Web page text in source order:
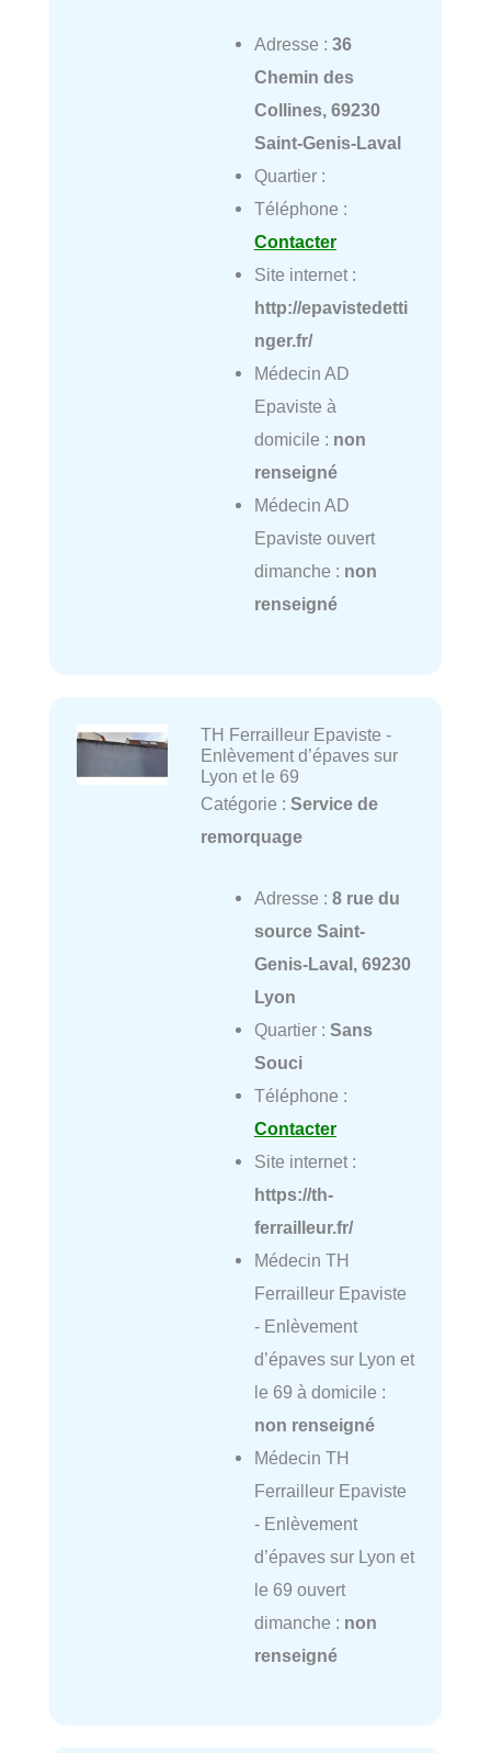
Adresse : 36
Chemin des
Collines, 69230
Saint-Genis-Laval
Quartier :
Téléphone :
Contacter
Site internet :
http://epavistedetti
nger.fr/
Médecin AD
Epaviste à
domicile : non
renseigné
Médecin AD
Epaviste ouvert
dimanche : non
renseigné
TH Ferrailleur Epaviste -
Enlèvement d’épaves sur
Lyon et le 69
Catégorie : Service de
remorquage
Adresse : 8 rue du
source Saint-
Genis-Laval, 69230
Lyon
Quartier : Sans
Souci
Téléphone :
Contacter
Site internet :
https://th-
ferrailleur.fr/
Médecin TH
Ferrailleur Epaviste
- Enlèvement
d’épaves sur Lyon et
le 69 à domicile :
non renseigné
Médecin TH
Ferrailleur Epaviste
- Enlèvement
d’épaves sur Lyon et
le 69 ouvert
dimanche : non
renseigné